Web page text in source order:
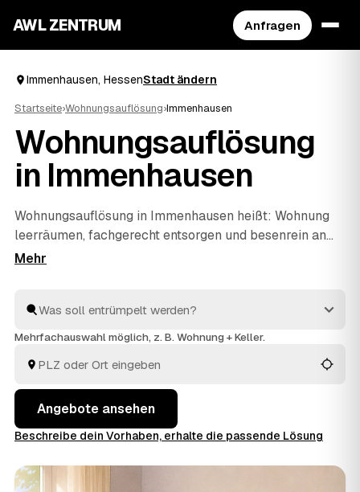
AWL ZENTRUM Anfragen
Immenhausen, HessenStadt ändern
Startseite›Wohnungsauflösung›Immenhausen
Wohnungsauflösung
in Immenhausen
Wohnungsauflösung in Immenhausen heißt: Wohnung
leerräumen, fachgerecht entsorgen und besenrein an
den Vermieter übergeben. Genau dafür finden Sie über
jeden einzeln anzuschreiben, stellen Sie eine Anfrage
und erhalten mehrere Festpreis-Angebote
in Immenhausen undGrebenstein
Mehrfachauswahl möglich, z. B. Wohnung + Keller.
Angebote ansehen
Beschreibe dein Vorhaben, erhalte die passende Lösung